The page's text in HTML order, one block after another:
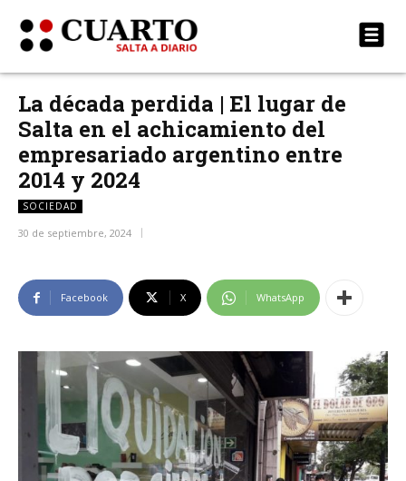
La década perdida | El lugar de
Salta en el achicamiento del
empresariado argentino entre
2014 y 2024
SOCIEDAD
30 de septiembre, 2024
Facebook X WhatsApp